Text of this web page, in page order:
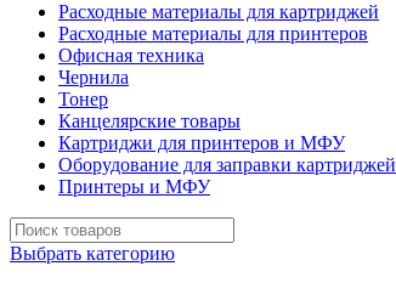
Расходные материалы для картриджей
Расходные материалы для принтеров
Офисная техника
Чернила
Тонер
Канцелярские товары
Картриджи для принтеров и МФУ
Оборудование для заправки картриджей
Принтеры и МФУ
Выбрать категорию